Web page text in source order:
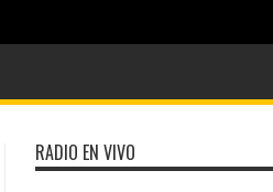
RADIO EN VIVO